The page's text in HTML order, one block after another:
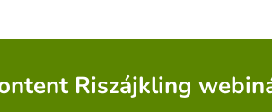
Riszájkling